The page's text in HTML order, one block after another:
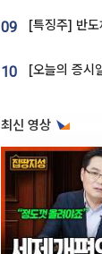
09
10
최신 영상